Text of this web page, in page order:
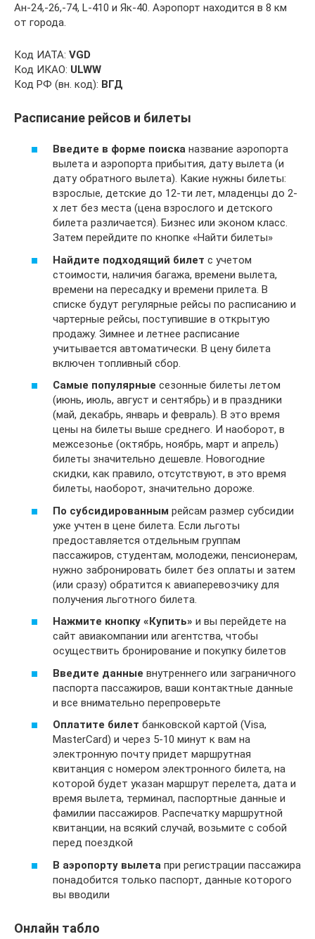
Ан-24,-26,-74, L-410 и Як-40. Аэропорт находится в 8 км
от города.
Код ИАТА: VGD
Код ИКАО: ULWW
Код РФ (вн. код): ВГД
Расписание рейсов и билеты
Введите в форме поиска название аэропорта
вылета и аэропорта прибытия, дату вылета (и
дату обратного вылета). Какие нужны билеты:
взрослые, детские до 12-ти лет, младенцы до 2-
х лет без места (цена взрослого и детского
билета различается). Бизнес или эконом класс.
Затем перейдите по кнопке «Найти билеты»
Найдите подходящий билет с учетом
стоимости, наличия багажа, времени вылета,
времени на пересадку и времени прилета. В
списке будут регулярные рейсы по расписанию и
чартерные рейсы, поступившие в открытую
продажу. Зимнее и летнее расписание
учитывается автоматически. В цену билета
включен топливный сбор.
Самые популярные сезонные билеты летом
(июнь, июль, август и сентябрь) и в праздники
(май, декабрь, январь и февраль). В это время
цены на билеты выше среднего. И наоборот, в
межсезонье (октябрь, ноябрь, март и апрель)
билеты значительно дешевле. Новогодние
скидки, как правило, отсутствуют, в это время
билеты, наоборот, значительно дороже.
По субсидированным рейсам размер субсидии
уже учтен в цене билета. Если льготы
предоставляется отдельным группам
пассажиров, студентам, молодежи, пенсионерам,
нужно забронировать билет без оплаты и затем
(или сразу) обратится к авиаперевозчику для
получения льготного билета.
Нажмите кнопку «Купить» и вы перейдете на
сайт авиакомпании или агентства, чтобы
осуществить бронирование и покупку билетов
Введите данные внутреннего или заграничного
паспорта пассажиров, ваши контактные данные
и все внимательно перепроверьте
Оплатите билет банковской картой (Visa,
MasterCard) и через 5-10 минут к вам на
электронную почту придет маршрутная
квитанция с номером электронного билета, на
которой будет указан маршрут перелета, дата и
время вылета, терминал, паспортные данные и
фамилии пассажиров. Распечатку маршрутной
квитанции, на всякий случай, возьмите с собой
перед поездкой
В аэропорту вылета при регистрации пассажира
понадобится только паспорт, данные которого
вы вводили
Онлайн табло